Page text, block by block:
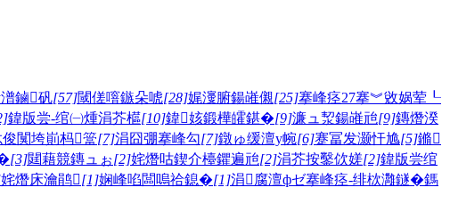
鏀矾[57]閾傞噾鏃朵唬[28]娓濅腑鍚嶉儭[25]搴峰痉27搴︾敓娲荤┖
鍏版尝-绾㈠煄涓芥櫙[10]鍏姟鍛樺皬鍖�[9]濂ュ洯鍚嶉兘[9]鏄熸湀
闃垮崱杩簹[7]涓囧弸搴峰勾[7]鐓ゅ缓澶у帵[6]蹇冨发灏忓尯[5]鏅
[3]閮藉競鏄ュぉ[2]姹熸咕鍥介檯鑺遍兘[2]涓芥按鑿佽嫅[2]鍏版尝绾
姹熸床瀹鹃[1]娴峰啗闆嗚祫鎴�[1]涓腐澶фゼ搴峰痉-绯栨灉鐩�鎷